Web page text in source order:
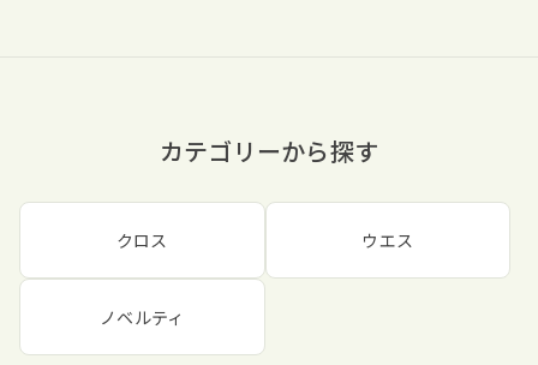
カテゴリーから探す
クロス ウエス
ノベルティ